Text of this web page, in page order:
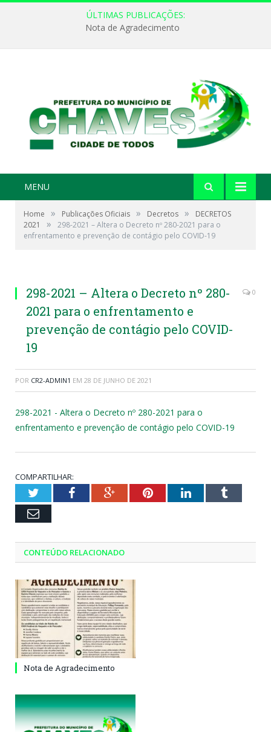
ÚLTIMAS PUBLICAÇÕES:
Nota de Agradecimento
MENU
Home » Publicações Oficiais » Decretos »
DECRETOS
2021
»
298-2021 – Altera o Decreto nº 280-2021 para o
enfrentamento e prevenção de contágio pelo COVID-19
298-2021 – Altera o Decreto nº 280-
2021 para o enfrentamento e
prevenção de contágio pelo COVID-
19
0
POR CR2-ADMIN1 EM 28 DE JUNHO DE 2021
298-2021 - Altera o Decreto nº 280-2021 para o
enfrentamento e prevenção de contágio pelo COVID-19
COMPARTILHAR:
TwitterFacebookGoogle+PinterestLinkedInTumblr
Email
CONTEÚDO RELACIONADO
Nota de Agradecimento